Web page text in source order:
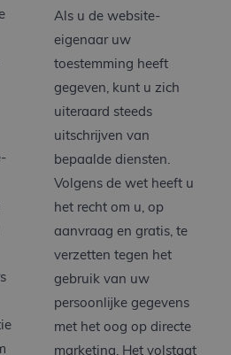
Als u de website-
eigenaar uw
toestemming heeft
gegeven, kunt u zich
uiteraard steeds
uitschrijven van
bepaalde diensten.
Volgens de wet heeft u
het recht om u, op
aanvraag en gratis, te
verzetten tegen het
gebruik van uw
persoonlijke gegevens
met het oog op directe
marketing. Het volstaat